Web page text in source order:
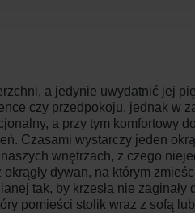
a jedynie uwydatnić jej
czy przedpokoju, jednak w
a przy tym komfortowy
Czasami wystarczy jeden
wnętrzach, z czego
dywan, na którym
tak, by krzesła nie
pomieści stolik wraz z sofą